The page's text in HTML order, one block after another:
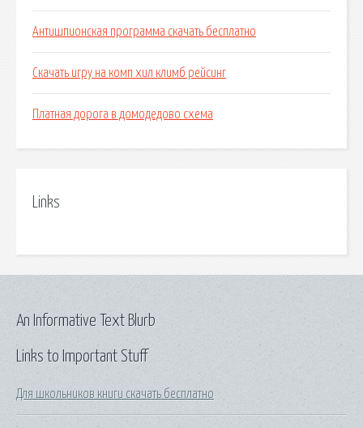
Антишпионская программа скачать бесплатно
Скачать игру на комп хил климб рейсинг
Платная дорога в домодедово схема
Links
Links to Important Stuff
Для школьников книги скачать бесплатно
An Informative Text Blurb